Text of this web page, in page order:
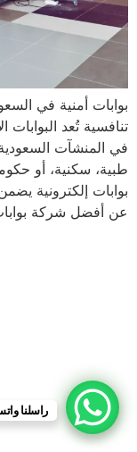
بوابات أمنية في
تنافسية تُعد البوابات
في المنشآت
طبية، سكنية، أو
بوابات إلكترونية
عن أفضل شركة
راسلنا